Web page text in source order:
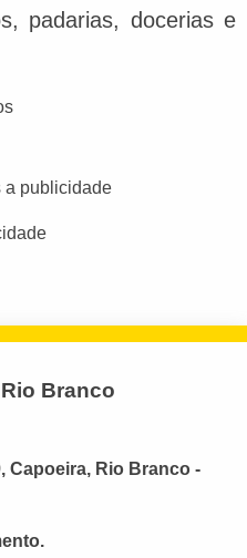
padarias, docerias e
a publicidade
Branco
Capoeira, Rio Branco -